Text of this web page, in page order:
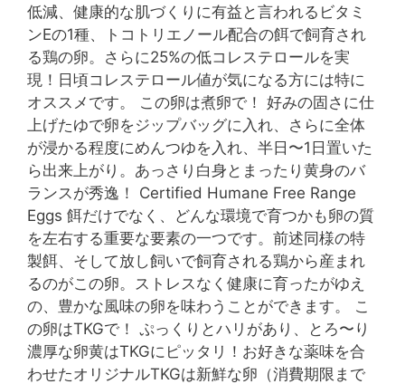
低減、健康的な肌づくりに有益と言われるビタミ
ンEの1種、トコトリエノール配合の餌で飼育され
る鶏の卵。さらに25%の低コレステロールを実
現！日頃コレステロール値が気になる方には特に
オススメです。 この卵は煮卵で！ 好みの固さに仕
上げたゆで卵をジップバッグに入れ、さらに全体
が浸かる程度にめんつゆを入れ、半日〜1日置いた
ら出来上がり。あっさり白身とまったり黄身のバ
ランスが秀逸！ Certified Humane Free Range
Eggs 餌だけでなく、どんな環境で育つかも卵の質
を左右する重要な要素の一つです。前述同様の特
製餌、そして放し飼いで飼育される鶏から産まれ
るのがこの卵。ストレスなく健康に育ったがゆえ
の、豊かな風味の卵を味わうことができます。 こ
の卵はTKGで！ ぷっくりとハリがあり、とろ〜り
濃厚な卵黄はTKGにピッタリ！お好きな薬味を合
わせたオリジナルTKGは新鮮な卵（消費期限まで